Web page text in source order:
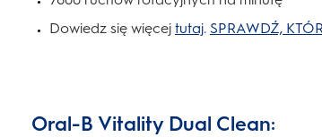
Dowiedz się więcej tutaj. SPRAWDŹ,
Oral-B Vitality Dual Clean: